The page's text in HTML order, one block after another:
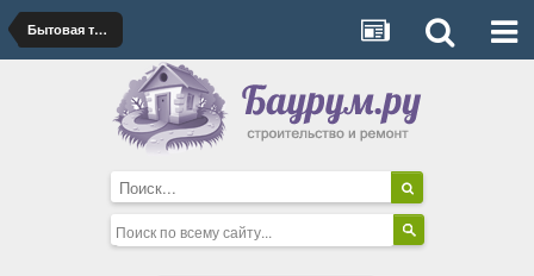
Бытовая техника